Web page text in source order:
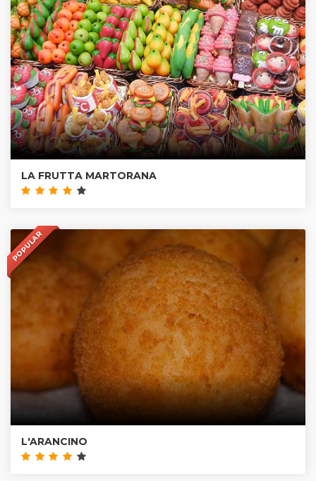
LA FRUTTA MARTORANA
POPULAR
L'ARANCINO